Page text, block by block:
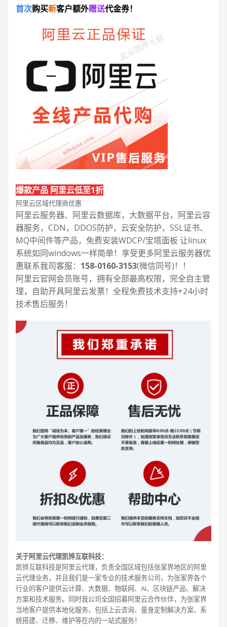
首次购买新客户额外赠送代金券！
爆款产品 阿里云低至1折
阿里云区域代理商优惠
阿里云服务器、阿里云数据库，大数据平台，阿里云容
器服务，CDN，DDOS防护，云安全防护，SSL证书、
MQ中间件等产品，免费安装WDCP/宝塔面板 让linux
系统如同windows一样简单！享受更多阿里云服务器优
惠联系我司客服： 158-0160-3153(微信同号)！！
阿里云官网会员账号，拥有全部最高权限，完全自主管
理，自助开具阿里云发票！全程免费技术支持+24小时
技术售后服务！
关于阿里云代理凯铧互联科技：
凯铧互联科技是阿里云代理，负责全国区域包括张家界地区的阿里
云代理业务，并且我们是一家专业的技术服务公司，为张家界各个
行业的客户提供云计算、大数据、物联网、AI、区块链产品、解决
方案和技术服务。同时我公司全国招募阿里云合作伙伴，为张家界
当地客户提供本地化服务，包括上云咨询、量身定制解决方案、系
统搭建、迁移、维护等在内的一站式服务！